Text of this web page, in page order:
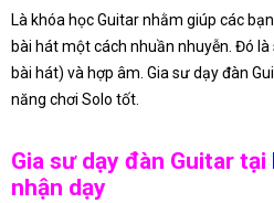
Là khóa học Guitar nhằm giúp các
bài hát một cách nhuần nhuyễn. Đó
bài hát) và hợp âm. Gia sư dạy đàn
năng chơi Solo tốt.
Gia sư dạy đàn Guitar tại
nhận dạy